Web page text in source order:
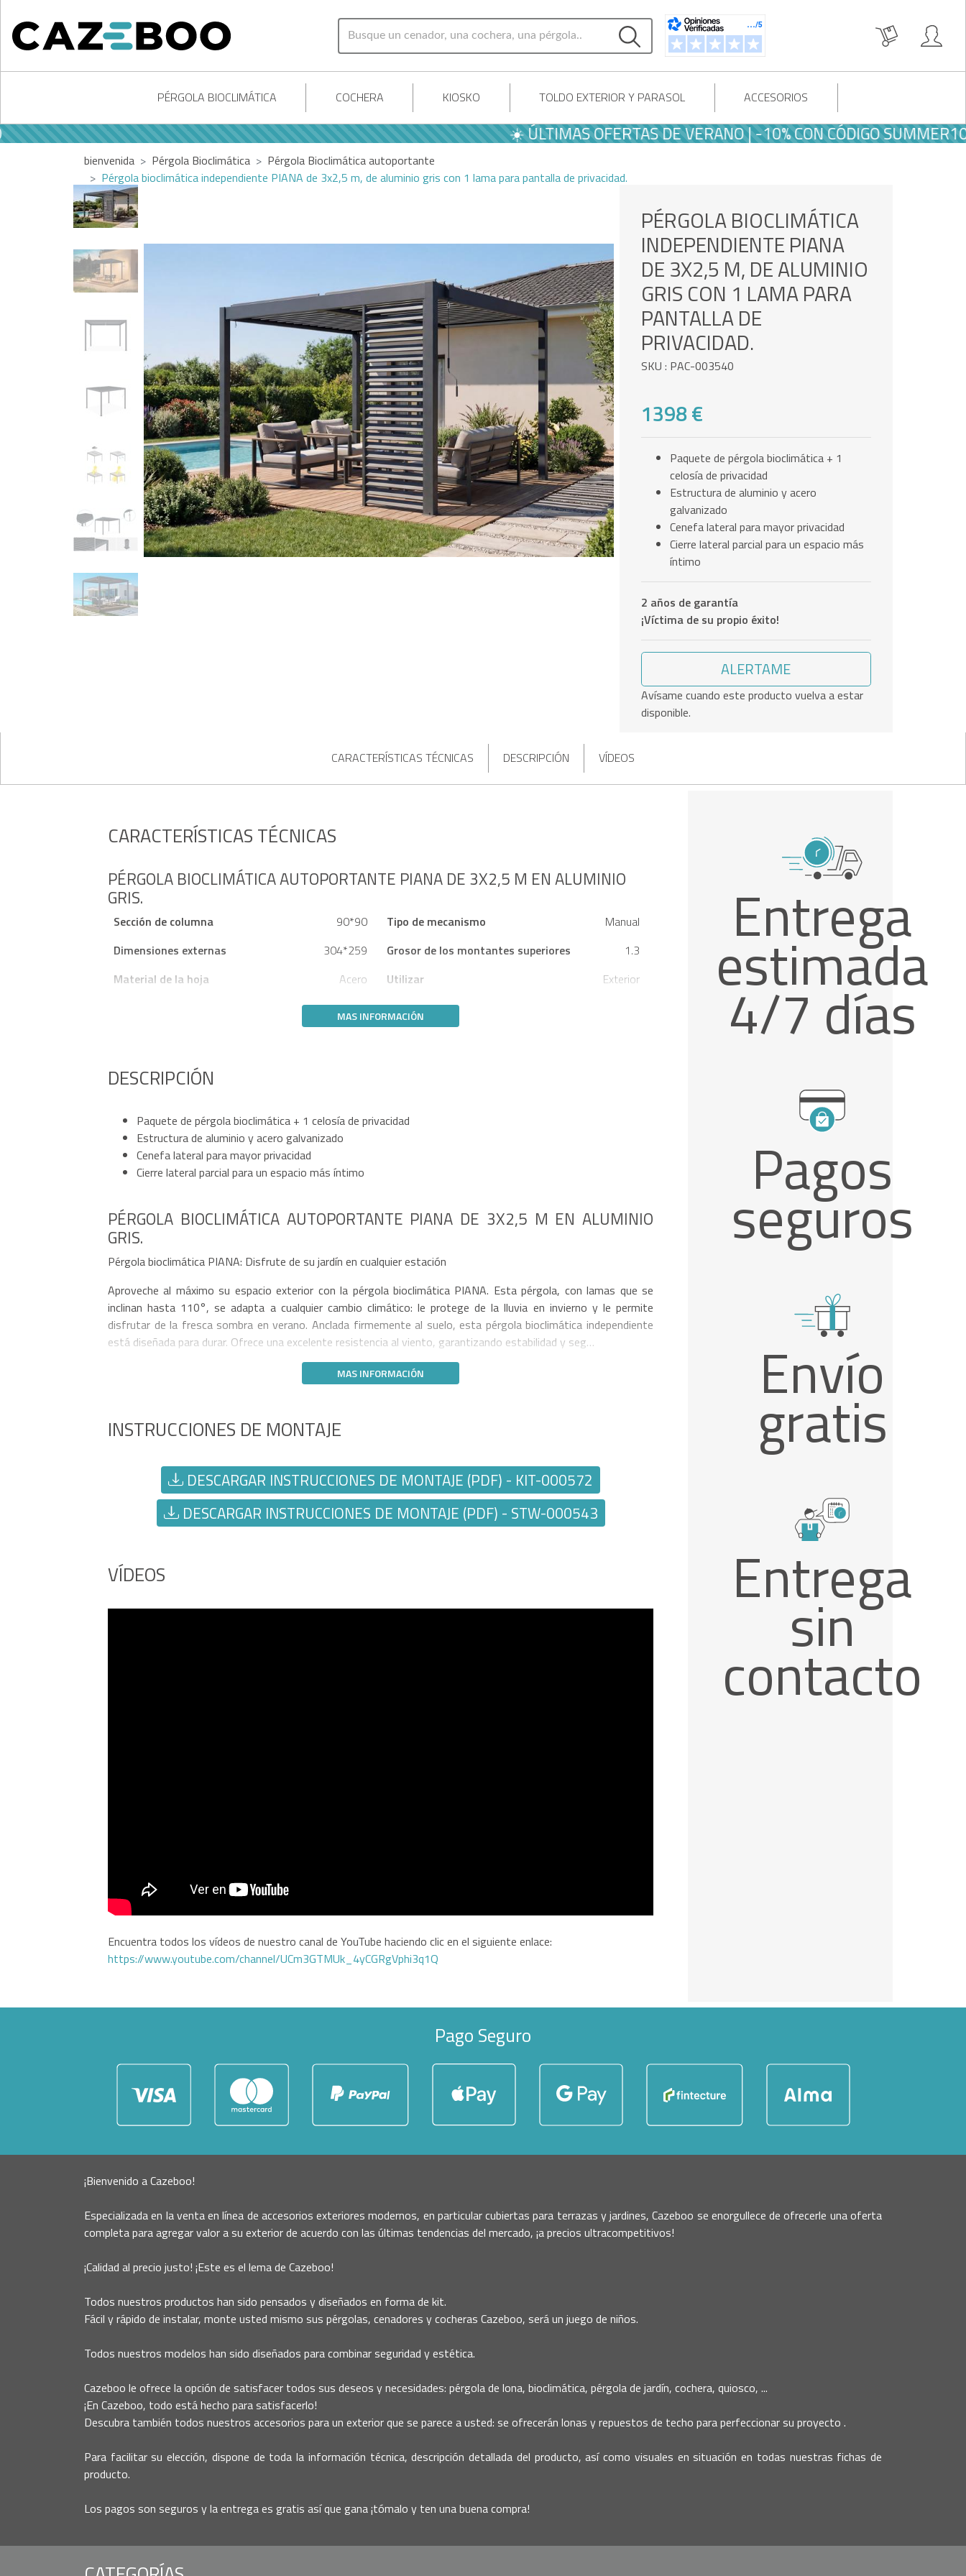
PÉRGOLA BIOCLIMÁTICA COCHERA KIOSKO TOLDO EXTERIOR Y PARASOL ACCESORIOS
☀️ ÚLTIMAS OFERTAS DE VERANO | -10% CON CÓDIGO SUMMER10
bienvenida Pérgola Bioclimática
Pérgola Bioclimática autoportante
Pérgola bioclimática independiente PIANA de 3x2,5 m, de aluminio gris con 1 lama para pantalla de privacidad.
PÉRGOLA BIOCLIMÁTICA
INDEPENDIENTE PIANA
DE 3X2,5 M, DE ALUMINIO
GRIS CON 1 LAMA PARA
PANTALLA DE
PRIVACIDAD.
SKU : PAC-003540
1398 €
Paquete de pérgola bioclimática + 1
celosía de privacidad
Estructura de aluminio y acero
galvanizado
Cenefa lateral para mayor privacidad
Cierre lateral parcial para un espacio más
íntimo
2 años de garantía
¡Víctima de su propio éxito!
ALERTAME
Avísame cuando este producto vuelva a estar
disponible.
CARACTERÍSTICAS TÉCNICAS DESCRIPCIÓN VÍDEOS
CARACTERÍSTICAS TÉCNICAS
PÉRGOLA BIOCLIMÁTICA AUTOPORTANTE PIANA DE 3X2,5 M EN ALUMINIO
GRIS.
Sección de columna 90*90 Tipo de mecanismo
Manual
Dimensiones externas
304*259 Grosor de los montantes superiores
1.3
Material de la hoja
Acero Utilizar Exterior
MAS INFORMACIÓN
DESCRIPCIÓN
Paquete de pérgola bioclimática + 1 celosía de privacidad
Estructura de aluminio y acero galvanizado
Cenefa lateral para mayor privacidad
Cierre lateral parcial para un espacio más íntimo
PÉRGOLA BIOCLIMÁTICA AUTOPORTANTE PIANA DE 3X2,5 M EN ALUMINIO
GRIS.
Pérgola bioclimática PIANA: Disfrute de su jardín en cualquier estación
Aproveche al máximo su espacio exterior con la pérgola bioclimática PIANA. Esta pérgola, con lamas que se
inclinan hasta 110°, se adapta a cualquier cambio climático: le protege de la lluvia en invierno y le permite
disfrutar de la fresca sombra en verano. Anclada firmemente al suelo, esta pérgola bioclimática independiente
está diseñada para durar. Ofrece una excelente resistencia al viento, garantizando estabilidad y seg…
MAS INFORMACIÓN
INSTRUCCIONES DE MONTAJE
DESCARGAR INSTRUCCIONES DE MONTAJE (PDF) - KIT-000572
DESCARGAR INSTRUCCIONES DE MONTAJE (PDF) - STW-000543
VÍDEOS
Encuentra todos los vídeos de nuestro canal de YouTube haciendo clic en el siguiente enlace:
https://www.youtube.com/channel/UCm3GTMUk_4yCGRgVphi3q1Q
Entrega
estimada
4/7 días
Pagos
seguros
Envío
gratis
Entrega
sin
contacto
Pago Seguro
¡Bienvenido a Cazeboo!
Especializada en la venta en línea de accesorios exteriores modernos, en particular cubiertas para terrazas y jardines, Cazeboo se enorgullece de ofrecerle una oferta
completa para agregar valor a su exterior de acuerdo con las últimas tendencias del mercado, ¡a precios ultracompetitivos!
¡Calidad al precio justo! ¡Este es el lema de Cazeboo!
Todos nuestros productos han sido pensados y diseñados en forma de kit.
Fácil y rápido de instalar, monte usted mismo sus pérgolas, cenadores y cocheras Cazeboo, será un juego de niños.
Todos nuestros modelos han sido diseñados para combinar seguridad y estética.
Cazeboo le ofrece la opción de satisfacer todos sus deseos y necesidades: pérgola de lona, bioclimática, pérgola de jardín, cochera, quiosco, ...
¡En Cazeboo, todo está hecho para satisfacerlo!
Descubra también todos nuestros accesorios para un exterior que se parece a usted: se ofrecerán lonas y repuestos de techo para perfeccionar su proyecto .
Para facilitar su elección, dispone de toda la información técnica, descripción detallada del producto, así como visuales en situación en todas nuestras fichas de
producto.
Los pagos son seguros y la entrega es gratis así que gana ¡tómalo y ten una buena compra!